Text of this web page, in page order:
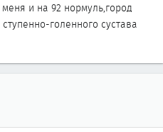
и на 92 нормуль,город
голенного сустава